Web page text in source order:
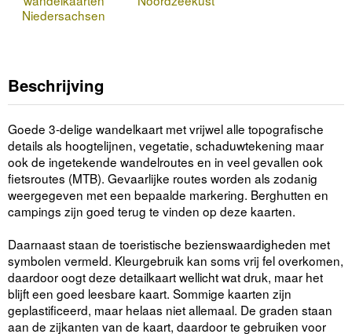
Niedersachsen
Beschrijving
Goede 3-delige wandelkaart met vrijwel alle topografische
details als hoogtelijnen, vegetatie, schaduwtekening maar
ook de ingetekende wandelroutes en in veel gevallen ook
fietsroutes (MTB). Gevaarlijke routes worden als zodanig
weergegeven met een bepaalde markering. Berghutten en
campings zijn goed terug te vinden op deze kaarten.
Daarnaast staan de toeristische bezienswaardigheden met
symbolen vermeld. Kleurgebruik kan soms vrij fel overkomen,
daardoor oogt deze detailkaart wellicht wat druk, maar het
blijft een goed leesbare kaart. Sommige kaarten zijn
geplastificeerd, maar helaas niet allemaal. De graden staan
aan de zijkanten van de kaart, daardoor te gebruiken voor